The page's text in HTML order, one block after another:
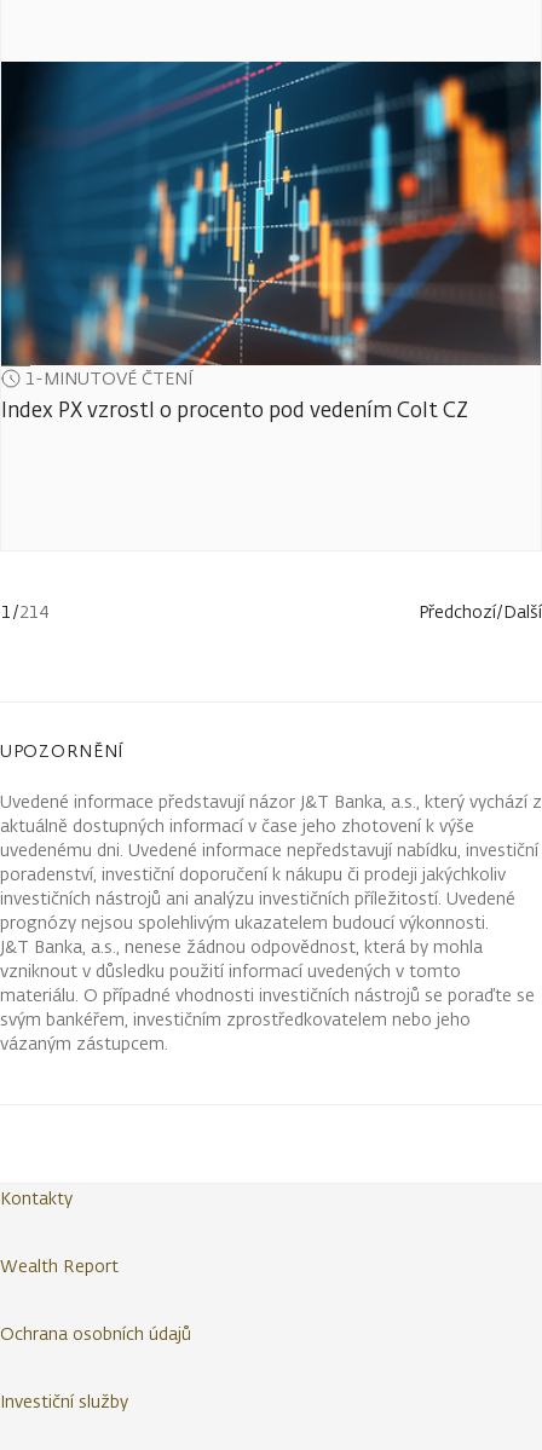
1-MINUTOVÉ ČTENÍ
Index PX vzrostl o procento pod vedením Colt CZ
1/214 Předchozí/Další
UPOZORNĚNÍ
Uvedené informace představují názor J&T Banka, a.s., který vychází z
aktuálně dostupných informací v čase jeho zhotovení k výše
uvedenému dni. Uvedené informace nepředstavují nabídku, investiční
poradenství, investiční doporučení k nákupu či prodeji jakýchkoliv
investičních nástrojů ani analýzu investičních příležitostí. Uvedené
prognózy nejsou spolehlivým ukazatelem budoucí výkonnosti.
J&T Banka, a.s., nenese žádnou odpovědnost, která by mohla
vzniknout v důsledku použití informací uvedených v tomto
materiálu. O případné vhodnosti investičních nástrojů se poraďte se
svým bankéřem, investičním zprostředkovatelem nebo jeho
vázaným zástupcem.
Kontakty
Wealth Report
Ochrana osobních údajů
Investiční služby